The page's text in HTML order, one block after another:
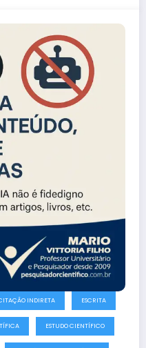
INDIRETA ESCRITA
ESTUDO CIENTÍFICO